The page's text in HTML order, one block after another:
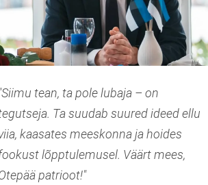
"Siimu tean, ta pole lubaja – on
Ta suudab suured ideed ellu
kaasates meeskonna ja hoides
lõpptulemusel. Väärt mees,
patrioot!"